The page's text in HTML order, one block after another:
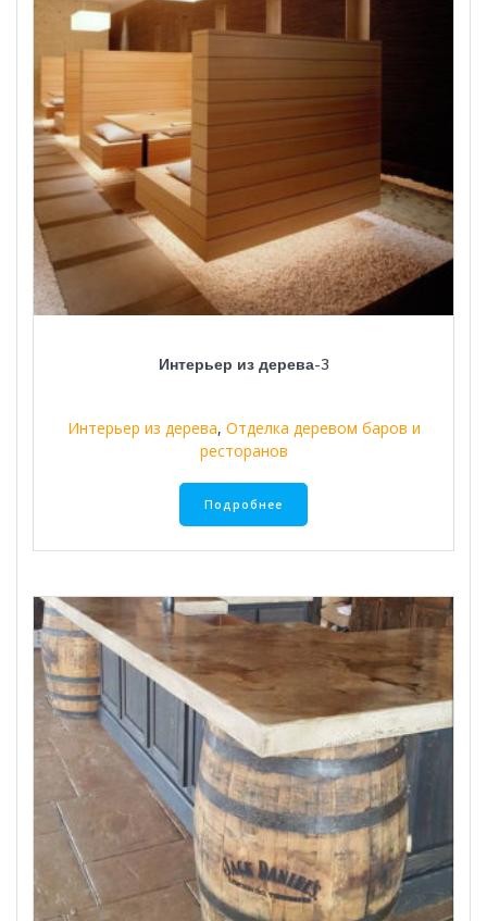
Интерьер из дерева-3
Интерьер из дерева, Отделка деревом баров и
ресторанов
Подробнее